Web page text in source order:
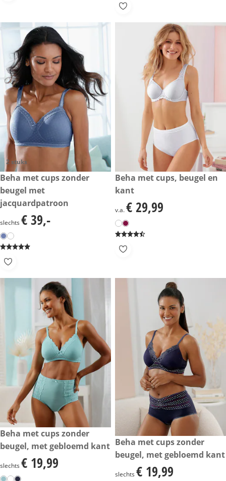
2 stuks
€ 39,-
Beha met cups zonder
beugel met
jacquardpatroon
€ 39,-
slechts € 39,-
€ 29,99
Beha met cups, beugel en
kant
€ 29,99
v.a.€ 29,99
€ 19,99
Beha met cups zonder
beugel, met gebloemd kant
€ 19,99
slechts € 19,99
€ 19,99
Beha met cups zonder
beugel, met gebloemd kant
€ 19,99
slechts € 19,99